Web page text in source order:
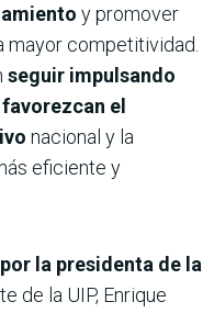
y promover
mayor competitividad.
seguir impulsando
el
nacional y la
eficiente y
la presidenta de la
de la UIP, Enrique